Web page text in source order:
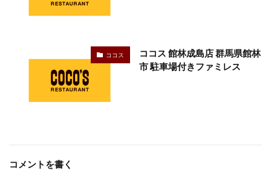
ココス
ココス 館林成島店 群馬県館林
市 駐車場付きファミレス
コメントを書く